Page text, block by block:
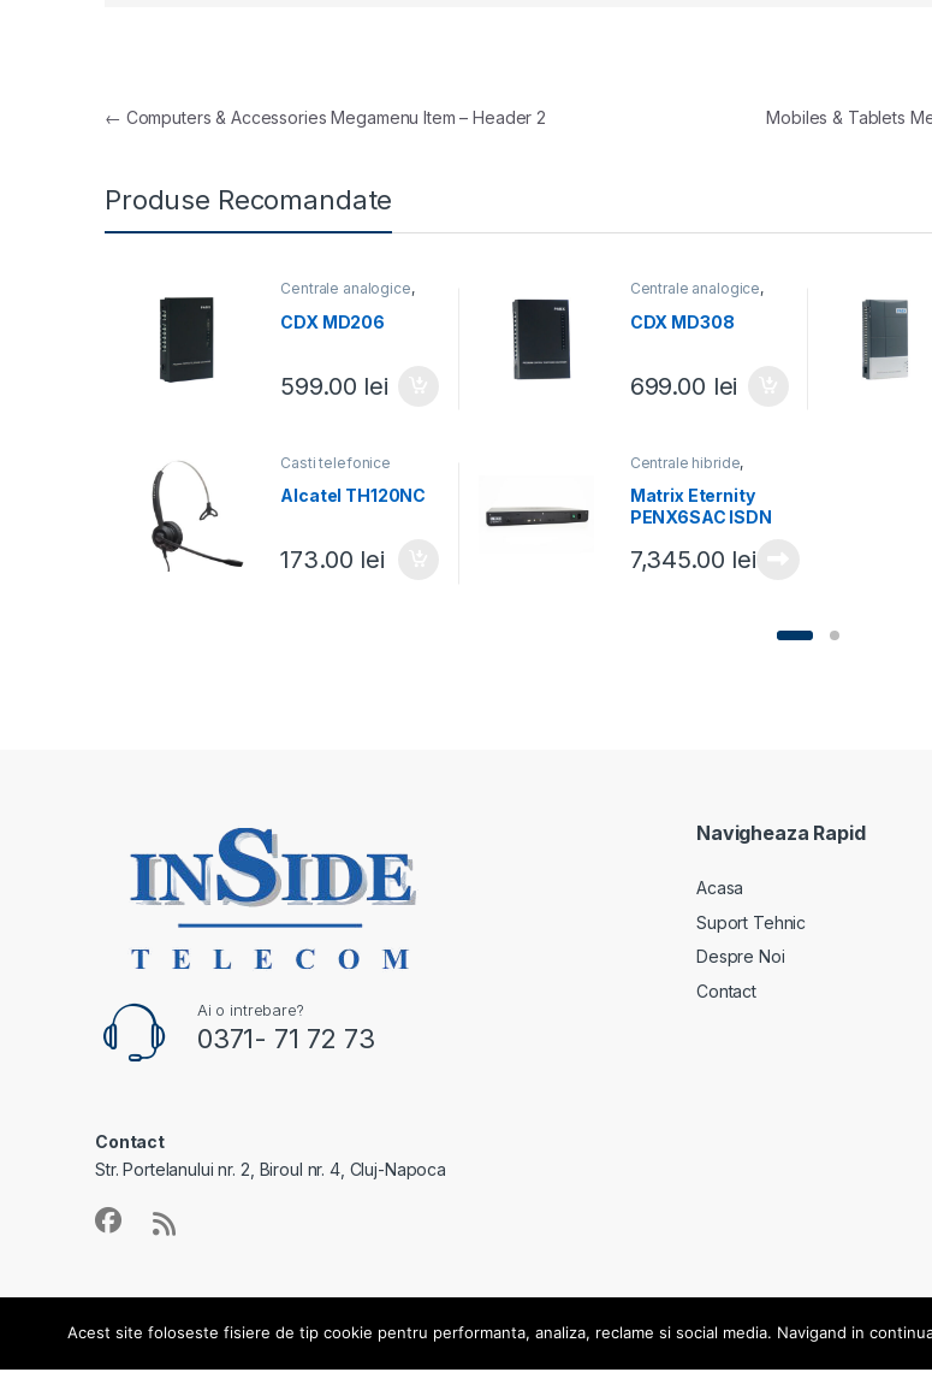
Navigare în articole
← Computers & Accessories Megamenu Item – Header 2 Mobiles & Tablets
Produse Recomandate
Centrale analogice,
Centrale telefonice
CDX MD206
599.00 lei
Centrale analogice,
Centrale telefonice
CDX MD308
699.00 lei
Casti telefonice
Alcatel TH120NC
173.00 lei
Centrale hibride,
Matrix Eternity
PENX6SAC ISDN
7,345.00 lei
Ai o intrebare?
0371- 71 72 73
Contact
Str. Portelanului nr. 2, Biroul nr. 4, Cluj-Napoca
Navigheaza Rapid
Acasa
Suport Tehnic
Despre Noi
Contact
© Toate drepturile rezervate
Acest site foloseste fisiere de tip cookie pentru performanta, analiza, reclame si social media. Navigand in